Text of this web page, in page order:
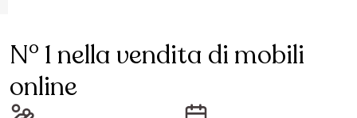
N° 1 nella vendita di mobili
online